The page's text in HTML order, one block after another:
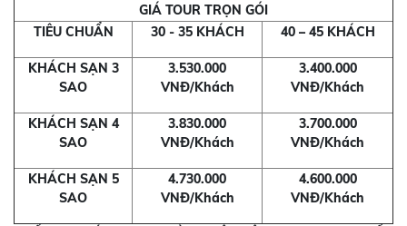
GIÁ TOUR TRỌN GÓI
TIÊU CHUẨN
30 - 35 KHÁCH 40 – 45 KHÁCH
KHÁCH SẠN 3
SAO
3.530.000
VNĐ/Khách
3.400.000
VNĐ/Khách
KHÁCH SẠN 4
SAO
3.830.000
VNĐ/Khách
3.700.000
VNĐ/Khách
KHÁCH SẠN 5
SAO
4.730.000
VNĐ/Khách
4.600.000
VNĐ/Khách